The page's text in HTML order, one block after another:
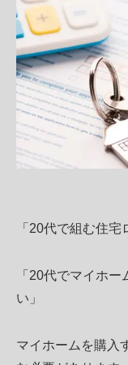
「20代で組む住宅
「20代でマイホ
い」
マイホームを購入
商品サービス・性
お知らせ・コラム
家づくりのイメー
その他